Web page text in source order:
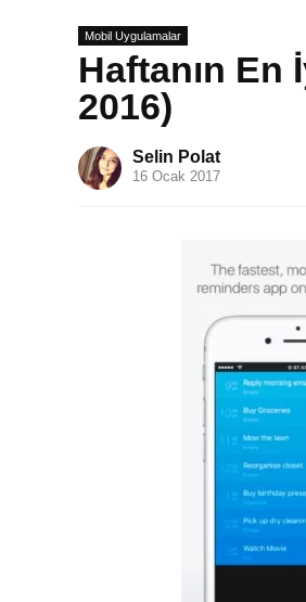
Mobil Uygulamalar
Haftanın En
2016)
Selin Polat
16 Ocak 2017